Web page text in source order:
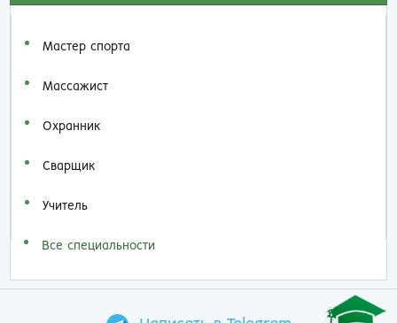
Мастер спорта
Массажист
Охранник
Сварщик
Учитель
Все специальности